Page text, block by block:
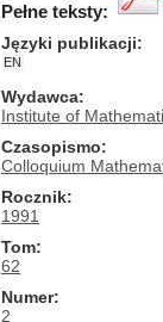
Pełne teksty:
Języki publikacji
EN
Wydawca
Institute of
Czasopismo
Colloquium
Rocznik
1991
Tom
62
Numer
2